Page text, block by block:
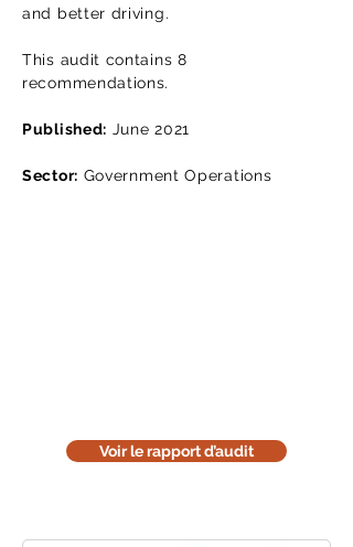
and better driving.
This audit contains 8
recommendations.
Published: June 2021
Sector: Government Operations
Voir le rapport d’audit